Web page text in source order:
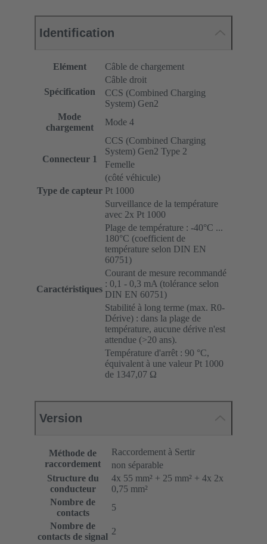
Identification
Elément Câble de chargement
Spécification
Câble droit
CCS (Combined Charging
System) Gen2
Mode
chargement
Mode 4
Connecteur 1
CCS (Combined Charging
System) Gen2 Type 2
Femelle
(côté véhicule)
Type de capteur Pt 1000
Caractéristiques
Surveillance de la température
avec 2x Pt 1000
Plage de température : -40°C ...
180°C (coefficient de
température selon DIN EN
60751)
Courant de mesure recommandé
: 0,1 - 0,3 mA (tolérance selon
DIN EN 60751)
Stabilité à long terme (max. R0-
Dérive) : dans la plage de
température, aucune dérive n'est
attendue (>20 ans).
Température d'arrêt : 90 °C,
équivalent à une valeur Pt 1000
de 1347,07 Ω
Version
Méthode de
raccordement
Raccordement à Sertir
non séparable
Structure du
conducteur
4x 55 mm² + 25 mm² + 4x 2x
0,75 mm²
Nombre de
contacts
5
Nombre de
contacts de signal
2